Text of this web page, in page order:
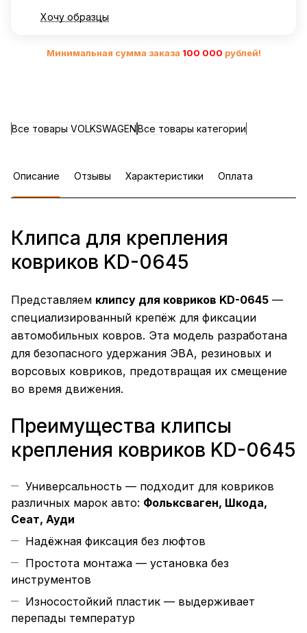
Хочу образцы
Минимальная сумма заказа 100 000 рублей!
Все товары VOLKSWAGENВсе товары категории
Описание Отзывы Характеристики Оплата
Клипса для крепления
ковриков KD-0645
Представляем клипсу для ковриков KD-0645 —
специализированный крепёж для фиксации
автомобильных ковров. Эта модель разработана
для безопасного удержания ЭВА, резиновых и
ворсовых ковриков, предотвращая их смещение
во время движения.
Преимущества клипсы
крепления ковриков KD-0645
Универсальность — подходит для ковриков
различных марок авто: Фольксваген, Шкода,
Сеат, Ауди
Надёжная фиксация без люфтов
Простота монтажа — установка без
инструментов
Износостойкий пластик — выдерживает
перепады температур